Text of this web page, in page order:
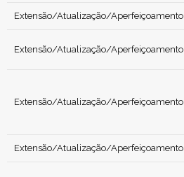
Extensão/Atualização/Aperfeiçoamento
Extensão/Atualização/Aperfeiçoamento
Extensão/Atualização/Aperfeiçoamento
Extensão/Atualização/Aperfeiçoamento